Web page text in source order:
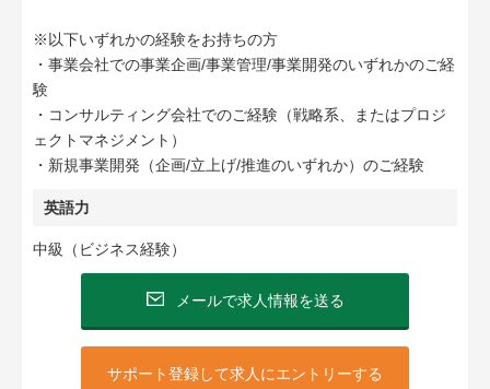
※以下いずれかの経験をお持ちの方
・事業会社での事業企画/事業管理/事業開発のいずれかのご経
験
・コンサルティング会社でのご経験（戦略系、またはプロジ
ェクトマネジメント）
・新規事業開発（企画/立上げ/推進のいずれか）のご経験
英語力
中級（ビジネス経験）
メールで求人情報を送る
サポート登録して求人にエントリーする